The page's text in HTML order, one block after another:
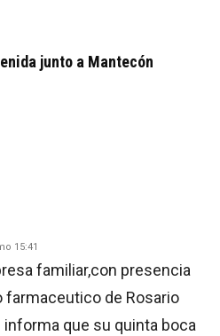
junto a Mantecón
15:41
familiar,con presencia
farmaceutico de Rosario
informa que su quinta boca